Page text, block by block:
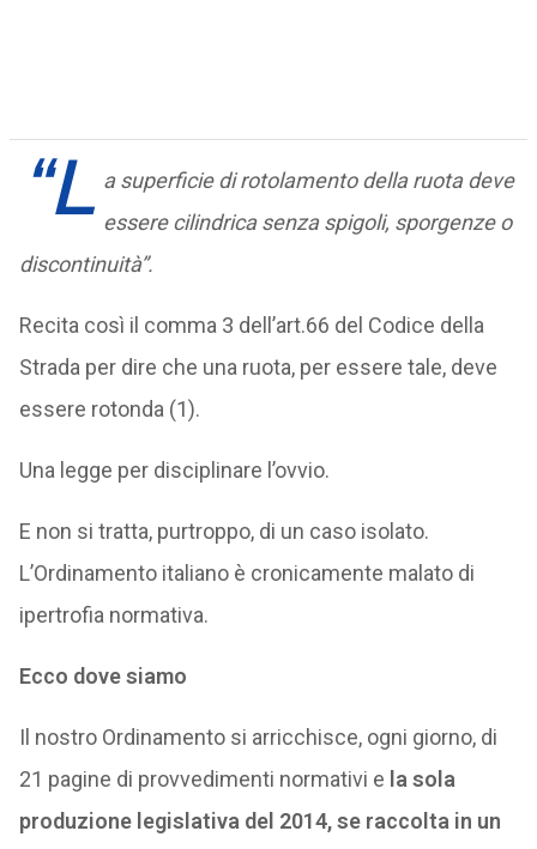
“L a superficie di rotolamento della ruota deve
essere cilindrica senza spigoli, sporgenze o
discontinuità”.
Recita così il comma 3 dell’art.66 del Codice della
Strada per dire che una ruota, per essere tale, deve
essere rotonda (1).
Una legge per disciplinare l’ovvio.
E non si tratta, purtroppo, di un caso isolato.
L’Ordinamento italiano è cronicamente malato di
ipertrofia normativa.
Ecco dove siamo
Il nostro Ordinamento si arricchisce, ogni giorno, di
21 pagine di provvedimenti normativi e la sola
produzione legislativa del 2014, se raccolta in un